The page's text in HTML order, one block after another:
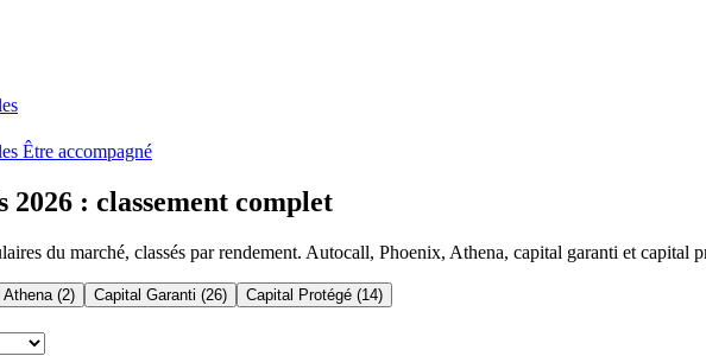
Être accompagné
: classement complet
du marché, classés par rendement. Autocall, Phoenix, Athena, capital garanti et capital
Athena (2) Capital Garanti (26) Capital Protégé (14)